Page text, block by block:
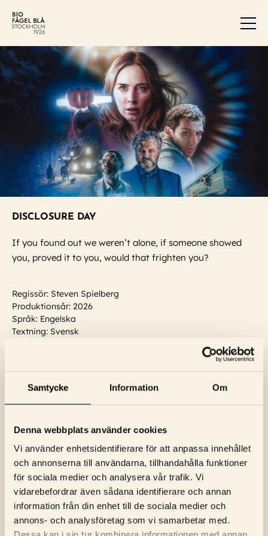
Samtycke Information Om
Denna webbplats använder cookies
Vi använder enhetsidentifierare för att anpassa innehållet
och annonserna till användarna, tillhandahålla funktioner
för sociala medier och analysera vår trafik. Vi
vidarebefordrar även sådana identifierare och annan
information från din enhet till de sociala medier och
annons- och analysföretag som vi samarbetar med.
DISCLOSURE DAY
If you found out we weren’t alone, if someone showed
you, proved it to you, would that frighten you?
Regissör: Steven Spielberg
Produktionsår: 2026
Språk: Engelska
Textning: Svensk
Josh O'Connor, Colin Firth, Emily Blunt, Wyatt
Russell, Eve Hewson, Colman Domingo, Henry Lloyd-Hughes,
Michael Gaston...Läs mer
ANMÄL DIG TILL BIOGRAFENS